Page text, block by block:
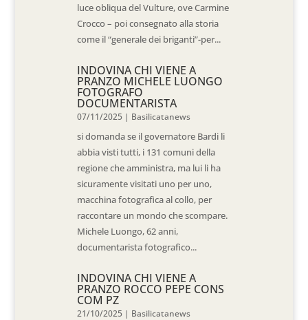
luce obliqua del Vulture, ove Carmine
Crocco – poi consegnato alla storia
come il “generale dei briganti”-per...
INDOVINA CHI VIENE A
PRANZO MICHELE LUONGO
FOTOGRAFO
DOCUMENTARISTA
07/11/2025 | Basilicatanews
si domanda se il governatore Bardi li
abbia visti tutti, i 131 comuni della
regione che amministra, ma lui li ha
sicuramente visitati uno per uno,
macchina fotografica al collo, per
raccontare un mondo che scompare.
Michele Luongo, 62 anni,
documentarista fotografico...
INDOVINA CHI VIENE A
PRANZO ROCCO PEPE CONS
COM PZ
21/10/2025 | Basilicatanews